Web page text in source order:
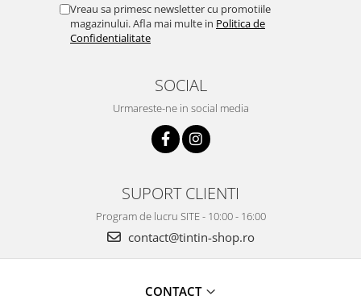
Vreau sa primesc newsletter cu promotiile
magazinului. Afla mai multe in Politica de
Confidentialitate
SOCIAL
Urmareste-ne in social media
SUPORT CLIENTI
Program de lucru SITE - 10:00 - 16:00
contact@tintin-shop.ro
CONTACT